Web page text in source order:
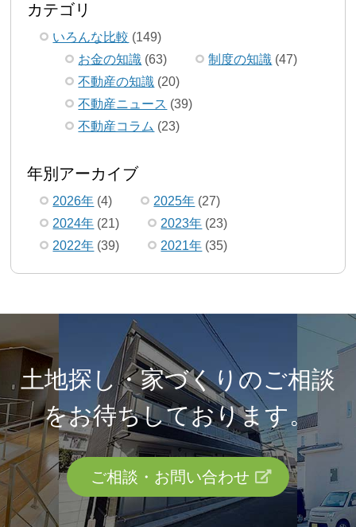
カテゴリ
いろんな比較 (149)
お金の知識 (63) 制度の知識 (47)
不動産の知識 (20)
不動産ニュース (39)
不動産コラム (23)
年別アーカイブ
2026年 (4) 2025年 (27)
2024年 (21) 2023年 (23)
2022年 (39) 2021年 (35)
土地探し・家づくりのご相談
をお待ちしております。
ご相談・お問い合わせ